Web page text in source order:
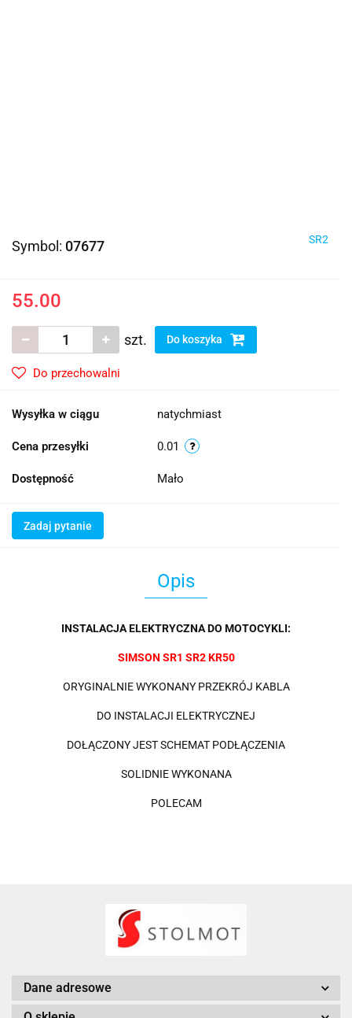
Symbol: 07677 SR2
55.00
szt. Do koszyka
Do przechowalni
Wysyłka w ciągu natychmiast
Cena przesyłki 0.01
Dostępność Mało
Zadaj pytanie
Opis
INSTALACJA ELEKTRYCZNA DO MOTOCYKLI:
SIMSON SR1 SR2 KR50
ORYGINALNIE WYKONANY PRZEKRÓJ KABLA
DO INSTALACJI ELEKTRYCZNEJ
DOŁĄCZONY JEST SCHEMAT PODŁĄCZENIA
SOLIDNIE WYKONANA
POLECAM
Dane adresowe